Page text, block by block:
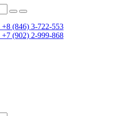
+8 (846) 3-722-553
+7 (902) 2-999-868